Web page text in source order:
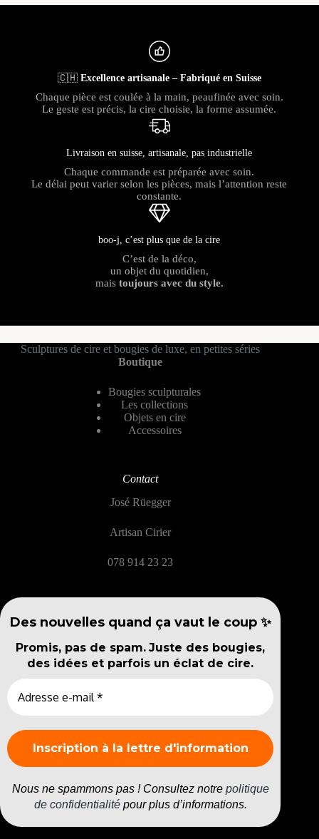
🇨🇭 Excellence artisanale – Fabriqué en Suisse
Chaque pièce est coulée à la main, peaufinée avec soin.
Le geste est précis, la cire choisie, la forme assumée.
Livraison en suisse, artisanale, pas industrielle
Chaque commande est préparée avec soin.
Le délai peut varier selon les pièces, mais l’attention reste
constante.
boo-j, c’est plus que de la cire
C’est de la déco,
un objet du quotidien,
mais toujours avec du style.
Sculptures de cire et bougies de luxe, en petites séries
Boutique
Bougies sculpturales
Les collections
Objets en cire
Accessoires
Contact
José Rüegger
Artisan Cirier
078 914 23 23
Des nouvelles quand ça vaut le coup ✨
Promis, pas de spam. Juste des bougies,
des idées et parfois un éclat de cire.
Nous ne spammons pas ! Consultez notre politique
de confidentialitépour plus d’informations.